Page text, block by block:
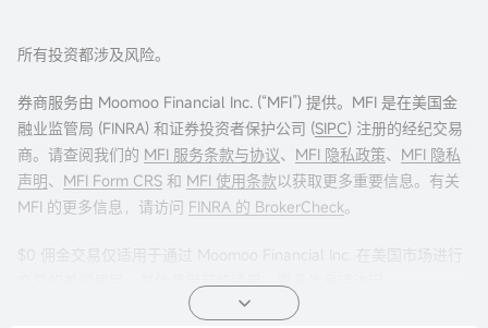
所有投资都涉及风险。
券商服务由 Moomoo Financial Inc. (“MFI”) 提供。MFI 是在美国金
融业监管局 (FINRA) 和证券投资者保护公司 (SIPC) 注册的经纪交易
商。请查阅我们的 MFI 服务条款与协议、 MFI 隐私政策、 MFI 隐私
声明、 MFI Form CRS 和 MFI 使用条款以获取更多重要信息。有关
MFI 的更多信息，请访问 FINRA 的 BrokerCheck。
$0 佣金交易仅适用于通过 Moomoo Financial Inc. 在美国市场进行
交易的美国居民。其他费用可能适用。更多信息请访问
。